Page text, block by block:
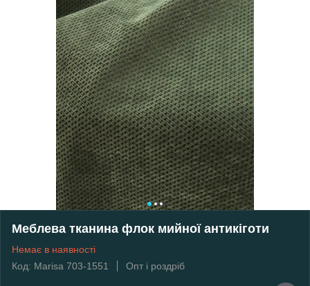
Меблева тканина флок мийної антикіготи
Немає в наявності
Код: Marisa 703-1551
Опт і роздріб